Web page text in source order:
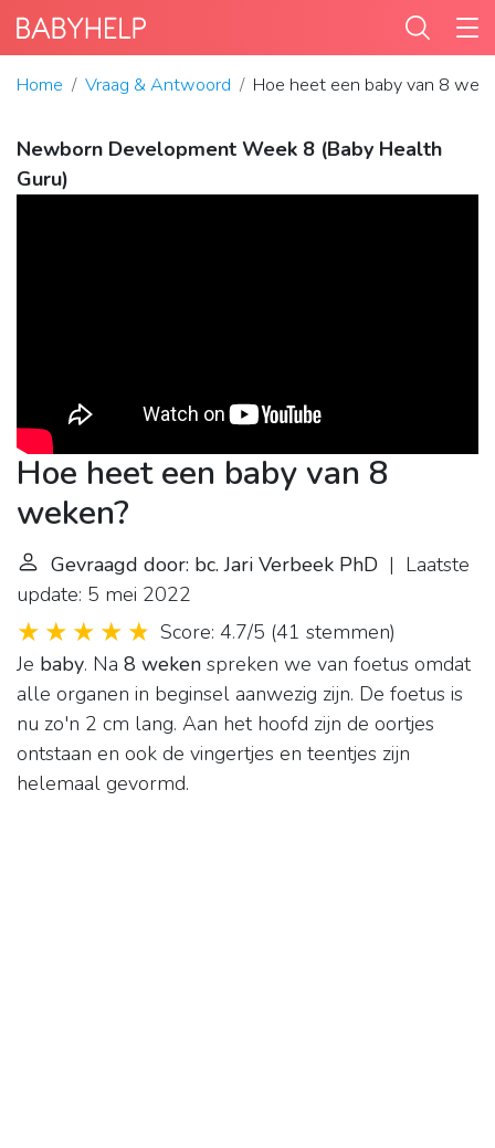
Home Vraag & Antwoord Hoe heet een baby van 8
Newborn Development Week 8 (Baby Health
Guru)
Hoe heet een baby van 8
weken?
Gevraagd door: bc. Jari Verbeek PhD | Laatste
update: 5 mei 2022
Score: 4.7/5 (41 stemmen)
Je baby. Na 8 weken spreken we van foetus omdat
alle organen in beginsel aanwezig zijn. De foetus is
nu zo'n 2 cm lang. Aan het hoofd zijn de oortjes
ontstaan en ook de vingertjes en teentjes zijn
helemaal gevormd.